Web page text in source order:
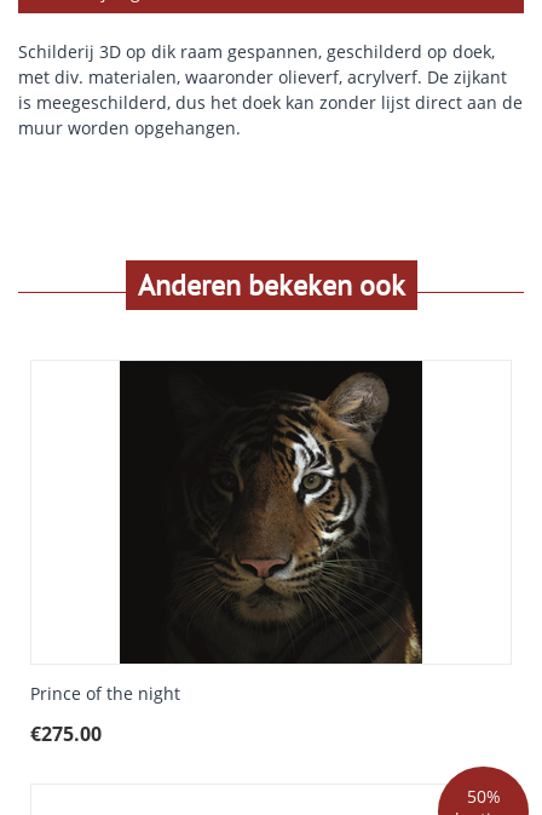
Schilderij 3D op dik raam gespannen, geschilderd op doek,
met div. materialen, waaronder olieverf, acrylverf. De zijkant
is meegeschilderd, dus het doek kan zonder lijst direct aan de
muur worden opgehangen.
Anderen bekeken ook
Prince of the night
€275.00
50%